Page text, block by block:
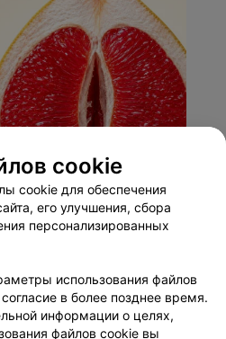
компанию
cookie
cookie для обеспечения
его улучшения, сбора
персонализированных
использования файлов
в более позднее время.
информации о целях,
файлов cookie вы